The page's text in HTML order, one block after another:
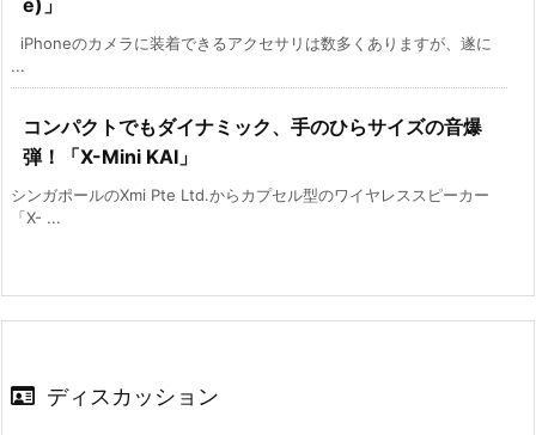
iPhoneのカメラに装着できるアクセサリは数多くありますが、遂に
...
コンパクトでもダイナミック、手のひらサイズの音爆
弾！「X-Mini KAI」
シンガポールのXmi Pte Ltd.からカプセル型のワイヤレススピーカー
「X- ...
ディスカッション